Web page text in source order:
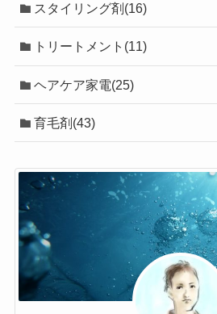
スタイリング剤(16)
トリートメント(11)
ヘアケア家電(25)
育毛剤(43)